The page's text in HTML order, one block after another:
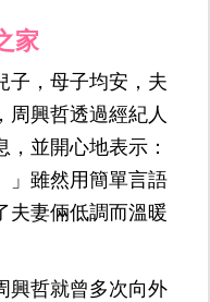
家
子，母子均安，夫
周興哲透過經紀人
並開心地表示：
」雖然用簡單言語
夫妻倆低調而溫暖
興哲就曾多次向外